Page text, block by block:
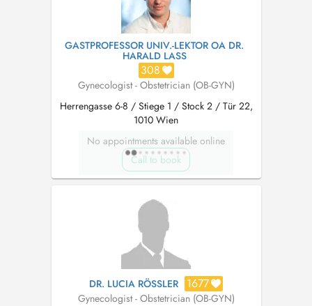
GASTPROFESSOR UNIV.-LEKTOR OA DR.
HARALD LASS
308
Gynecologist - Obstetrician (OB-GYN)
Herrengasse 6-8 / Stiege 1 / Stock 2 / Tür 22,
1010 Wien
No appointments available online
Call to book
DR. LUCIA RÖSSLER 1677
Gynecologist - Obstetrician (OB-GYN)